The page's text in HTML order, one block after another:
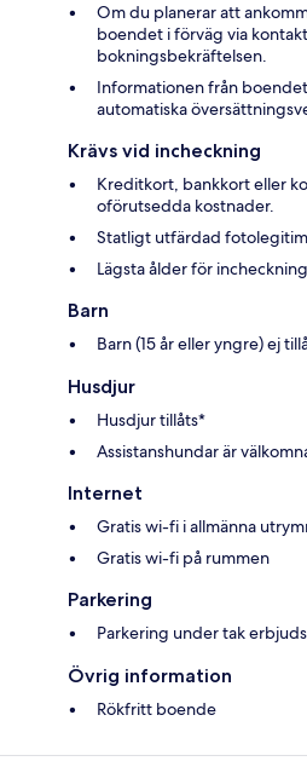
Om du planerar att
boendet i förväg via
bokningsbekräftelsen.
Informationen från
automatiska
Krävs vid incheckning
Kreditkort, bankkort eller
oförutsedda kostnader.
Statligt utfärdad
Lägsta ålder för
Barn
Barn (15 år eller yngre) ej
Husdjur
Husdjur tillåts*
Assistanshundar är
Internet
Gratis wi-fi i allmänna
Gratis wi-fi på rummen
Parkering
Parkering under tak
Övrig information
Rökfritt boende